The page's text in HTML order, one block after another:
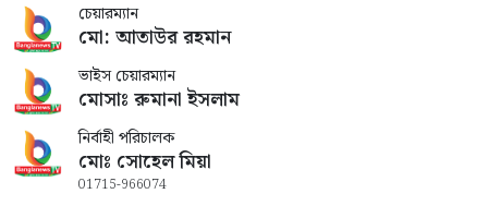
চেয়ারম্যান
মো: আতাউর রহমান
ভাইস চেয়ারম্যান
মোসাঃ রুমানা ইসলাম
নির্বাহী পরিচালক
মোঃ সোহেল মিয়া
01715-966074